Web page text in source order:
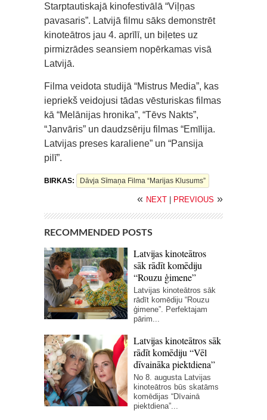
Starptautiskajā kinofestivālā “Viļņas
pavasaris”. Latvijā filmu sāks demonstrēt
kinoteātros jau 4. aprīlī, un biļetes uz
pirmizrādes seansiem nopērkamas visā
Latvijā.
Filma veidota studijā “Mistrus Media”, kas
iepriekš veidojusi tādas vēsturiskas filmas
kā “Melānijas hronika”, “Tēvs Nakts”,
“Janvāris” un daudzsēriju filmas “Emīlija.
Latvijas preses karaliene” un “Pansija
pilī”.
BIRKAS: Dāvja Sīmaņa Filma “Marijas Klusums”
« NEXT PREVIOUS »
RECOMMENDED POSTS
Latvijas kinoteātros
sāk rādīt komēdiju
“Rouzu ģimene”
Latvijas kinoteātros sāk
rādīt komēdiju “Rouzu
ģimene”. Perfektajam
pārim...
Latvijas kinoteātros sāk
rādīt komēdiju “Vēl
dīvaināka piektdiena”
No 8. augusta Latvijas
kinoteātros būs skatāms
komēdijas “Dīvainā
piektdiena”...